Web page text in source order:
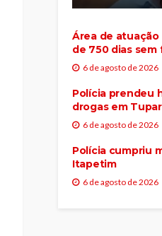
Área de atuação
de 750 dias
6 de agosto de 2026
Polícia prendeu
drogas em
6 de agosto de 2026
Polícia cumpriu
Itapetim
6 de agosto de 2026